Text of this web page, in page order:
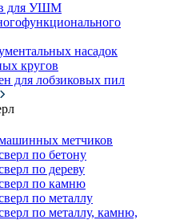
для УШМ
насадок
кругов
для лобзиковых пил
метчиков
по бетону
по дереву
по камню
по металлу
по металлу, камню,